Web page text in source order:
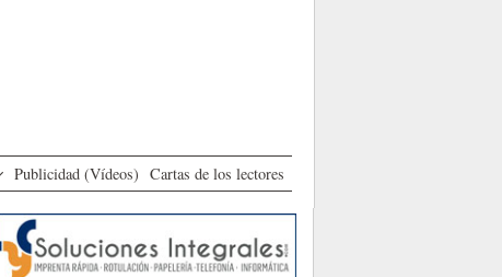
Publicidad (Vídeos) Cartas de los lectores